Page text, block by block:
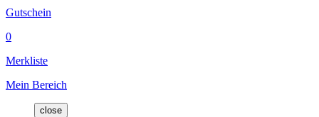
Gutschein
0
Merkliste
Mein Bereich
close